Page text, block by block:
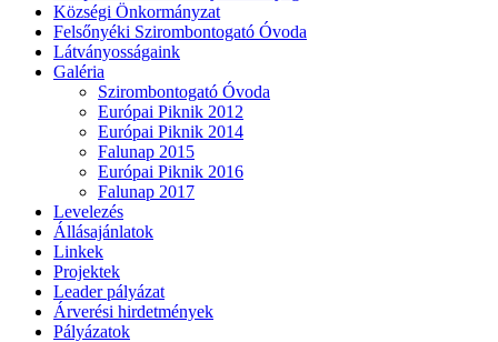
Községi Önkormányzat
Felsőnyéki Szirombontogató Óvoda
Látványosságaink
Galéria
Szirombontogató Óvoda
Európai Piknik 2012
Európai Piknik 2014
Falunap 2015
Európai Piknik 2016
Falunap 2017
Levelezés
Állásajánlatok
Linkek
Projektek
Leader pályázat
Árverési hirdetmények
Pályázatok